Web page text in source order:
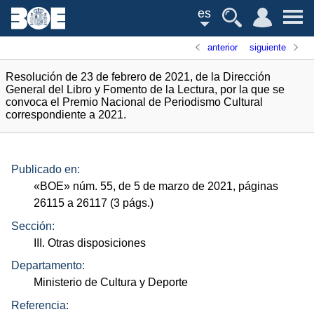
es
anterior siguiente
Resolución de 23 de febrero de 2021, de la Dirección
General del Libro y Fomento de la Lectura, por la que se
convoca el Premio Nacional de Periodismo Cultural
correspondiente a 2021.
Publicado en:
«BOE» núm. 55, de 5 de marzo de 2021, páginas
26115 a 26117 (3 págs.)
Sección:
III. Otras disposiciones
Departamento:
Ministerio de Cultura y Deporte
Referencia: